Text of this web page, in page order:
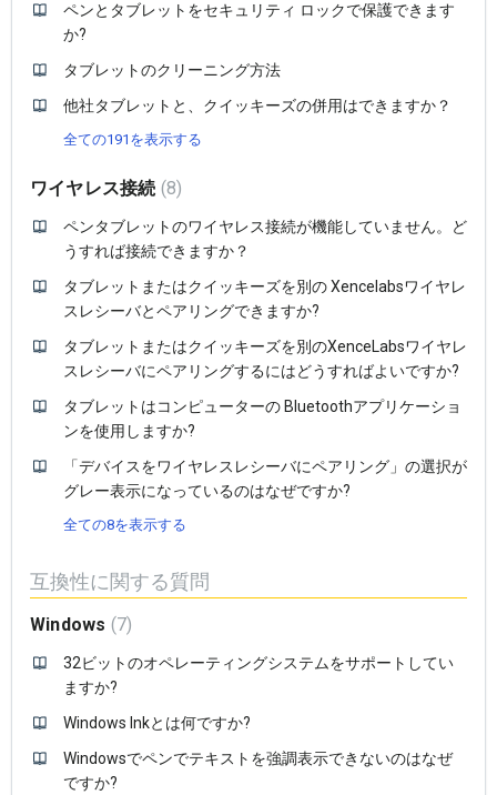
ペンとタブレットをセキュリティ ロックで保護できます
か?
タブレットのクリーニング方法
他社タブレットと、クイッキーズの併用はできますか？
全ての191を表示する
ワイヤレス接続 8
ペンタブレットのワイヤレス接続が機能していません。ど
うすれば接続できますか？
タブレットまたはクイッキーズを別の Xencelabsワイヤレ
スレシーバとペアリングできますか?
タブレットまたはクイッキーズを別のXenceLabsワイヤレ
スレシーバにペアリングするにはどうすればよいですか?
タブレットはコンピューターの Bluetoothアプリケーショ
ンを使用しますか?
「デバイスをワイヤレスレシーバにペアリング」の選択が
グレー表示になっているのはなぜですか?
全ての8を表示する
互換性に関する質問
Windows 7
32ビットのオペレーティングシステムをサポートしてい
ますか?
Windows Inkとは何ですか?
Windowsでペンでテキストを強調表示できないのはなぜ
ですか?